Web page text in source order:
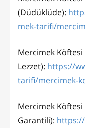
(Düdüklüde):
mek-tarifi/
Mercimek Köftesi
Lezzet): https://
tarifi/mercimek-
Mercimek Köftesi
Garantili): https://